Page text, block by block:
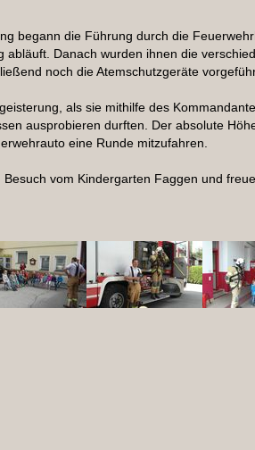
begann die Führung durch die
abläuft. Danach wurden ihnen die
noch die Atemschutzgeräte
als sie mithilfe des
ausprobieren durften. Der absolute
eine Runde mitzufahren.
vom Kindergarten Faggen und